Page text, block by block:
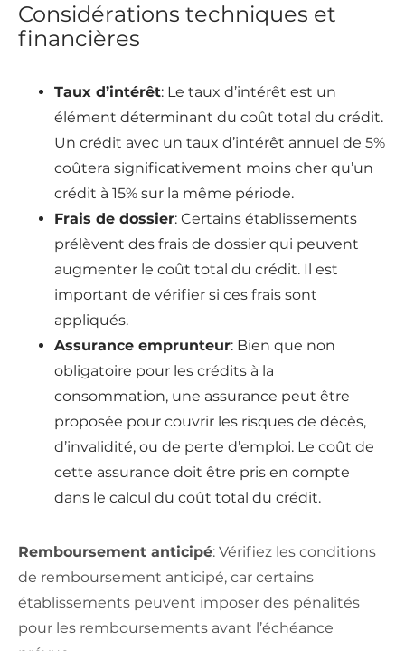
Considérations techniques et
financières
Taux d’intérêt: Le taux d’intérêt est un
élément déterminant du coût total du crédit.
Un crédit avec un taux d’intérêt annuel de 5%
coûtera significativement moins cher qu’un
crédit à 15% sur la même période.
Frais de dossier: Certains établissements
prélèvent des frais de dossier qui peuvent
augmenter le coût total du crédit. Il est
important de vérifier si ces frais sont
appliqués.
Assurance emprunteur: Bien que non
obligatoire pour les crédits à la
consommation, une assurance peut être
proposée pour couvrir les risques de décès,
d’invalidité, ou de perte d’emploi. Le coût de
cette assurance doit être pris en compte
dans le calcul du coût total du crédit.
Remboursement anticipé: Vérifiez les conditions
de remboursement anticipé, car certains
établissements peuvent imposer des pénalités
pour les remboursements avant l’échéance